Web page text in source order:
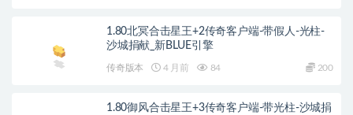
1.80北冥合击星王+2传奇客户端-带假人-光柱-
沙城捐献_新BLUE引擎
传奇版本 4 月前 84 200
1.80御风合击星王+3传奇客户端-带光柱-沙城捐